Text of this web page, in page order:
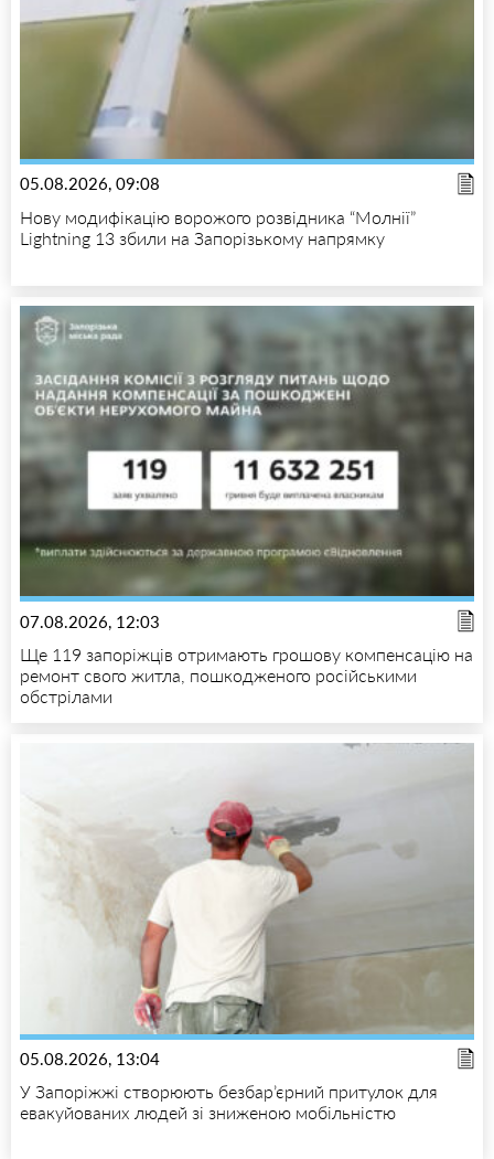
05.08.2026, 09:08
Нову модифікацію ворожого розвідника “Молнії”
Lightning 13 збили на Запорізькому напрямку
07.08.2026, 12:03
Ще 119 запоріжців отримають грошову компенсацію на
ремонт свого житла, пошкодженого російськими
обстрілами
05.08.2026, 13:04
У Запоріжжі створюють безбар’єрний притулок для
евакуйованих людей зі зниженою мобільністю